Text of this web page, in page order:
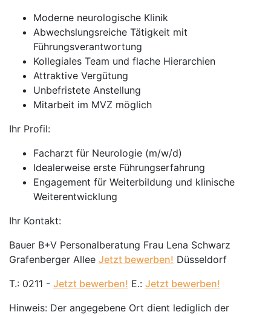
Moderne neurologische Klinik
Abwechslungsreiche Tätigkeit mit
Führungsverantwortung
Kollegiales Team und flache Hierarchien
Attraktive Vergütung
Unbefristete Anstellung
Mitarbeit im MVZ möglich
Ihr Profil:
Facharzt für Neurologie (m/w/d)
Idealerweise erste Führungserfahrung
Engagement für Weiterbildung und klinische
Weiterentwicklung
Ihr Kontakt:
Bauer B+V Personalberatung Frau Lena Schwarz
Grafenberger Allee Jetzt bewerben! Düsseldorf
T.: 0211 - Jetzt bewerben! E.: Jetzt bewerben!
Hinweis: Der angegebene Ort dient lediglich der